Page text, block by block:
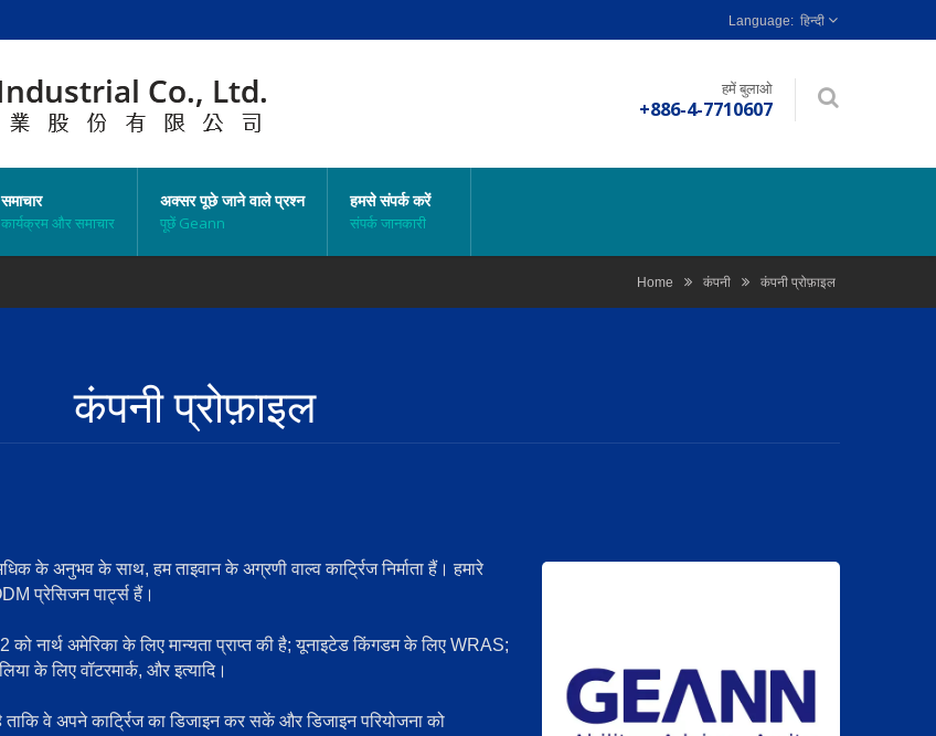
हिन्दी
हमें बुलाओ
+886-4-7710607
समाचार
कार्यक्रम और समाचार
अक्सर पूछे जाने वाले प्रश्न
पूछें Geann
हमसे संपर्क करें
संपर्क जानकारी
Home कंपनी कंपनी प्रोफ़ाइल
कंपनी प्रोफ़ाइल
अनुभव के साथ, हम ताइवान के अग्रणी वाल्व कार्ट्रिज निर्माता हैं। हमारे
प्रेसिजन पार्ट्स हैं।
अमेरिका के लिए मान्यता प्राप्त की है; यूनाइटेड किंगडम के लिए WRAS;
के लिए वॉटरमार्क, और इत्यादि।
वे अपने कार्ट्रिज का डिजाइन कर सकें और डिजाइन परियोजना को